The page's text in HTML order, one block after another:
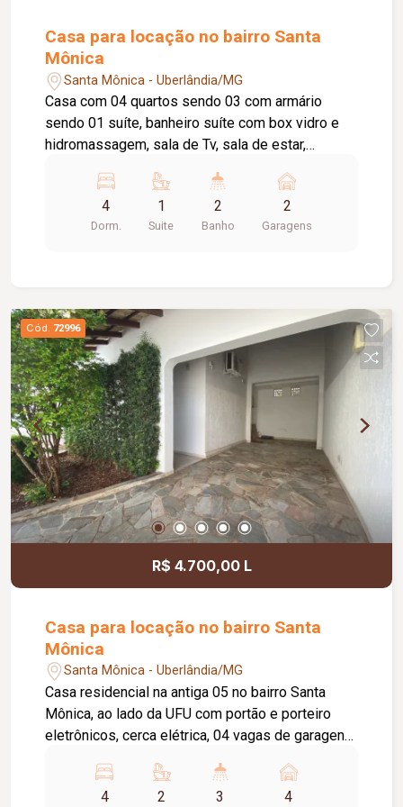
Casa para locação no bairro Santa
Mônica
Santa Mônica - Uberlândia/MG
Casa com 04 quartos sendo 03 com armário
sendo 01 suíte, banheiro suíte com box vidro e
hidromassagem, sala de Tv, sala de estar,
vidro, área de serviço com armário e banheiro,
área de churrasqueira, quintal, garagem 02 carros.
4
Dorm.
1
Suite
2
Banho
2
Garagens
Cód. 72996
R$ 4.700,00 L
Casa para locação no bairro Santa
Mônica
Santa Mônica - Uberlândia/MG
Casa residencial na antiga 05 no bairro Santa
Mônica, ao lado da UFU com portão e porteiro
eletrônicos, cerca elétrica, 04 vagas de garagens,
armários sendo 01 suíte com box, espelho e
armário, cozinha planejada com despensa
4 2 3 4